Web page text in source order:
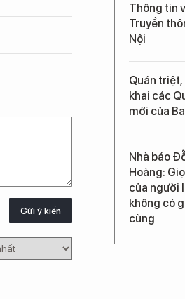
Gửi ý kiến
Thông tin
Truyền
Nội
Quán triệt,
khai các
mới của
Nhà báo
Hoàng:
của người
không có
cùng